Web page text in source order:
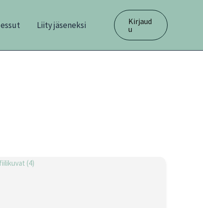
Liity jäseneksi
Kirjaud
u